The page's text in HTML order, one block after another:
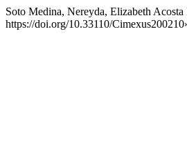
Soto Medina, Nereyda, Elizabeth
https://doi.org/10.33110/